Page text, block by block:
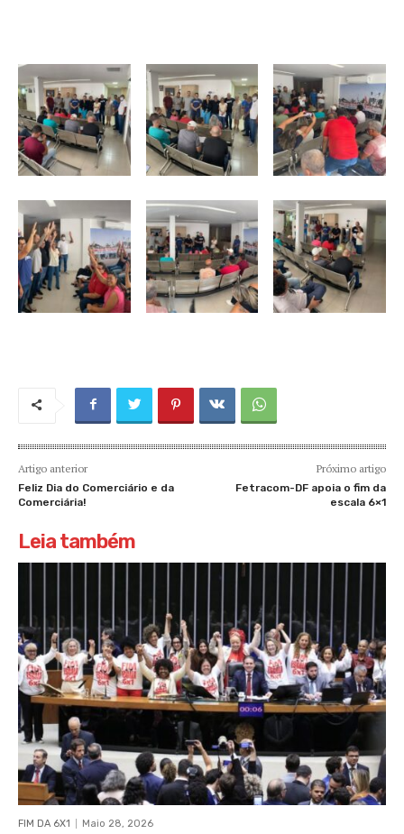
Artigo anterior
Feliz Dia do Comerciário e da
Comerciária!
Próximo artigo
Fetracom-DF apoia o fim da
escala 6×1
Leia também
FIM DA 6X1 Maio 28, 2026